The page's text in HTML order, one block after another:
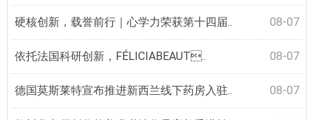
硬核创新，载誉前行｜心学力荣获第十四届.. 08-07
依托法国科研创新，FÉLICIABEAUT.. 08-07
德国莫斯莱特宣布推进新西兰线下药房入驻.. 08-07